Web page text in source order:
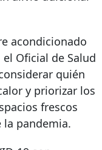
acondicionado
Oficial de Salud
quién
y priorizar los
frescos
la pandemia.